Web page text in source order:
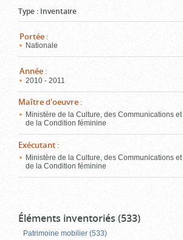
Type : Inventaire
Portée :
Nationale
Année :
2010 - 2011
Maître d'oeuvre :
Ministère de la Culture, des Communications et
de la Condition féminine
Exécutant :
Ministère de la Culture, des Communications et
de la Condition féminine
Éléments inventoriés (533)
Patrimoine mobilier (533)